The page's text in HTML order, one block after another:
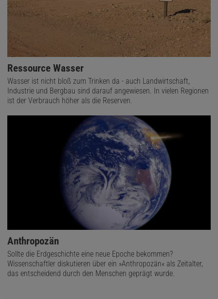
Ressource Wasser
Wasser ist nicht bloß zum Trinken da - auch Landwirtschaft,
Industrie und Bergbau sind darauf angewiesen. In vielen Regionen
ist der Verbrauch höher als die Reserven.
Anthropozän
Sollte die Erdgeschichte eine neue Epoche bekommen?
Wissenschaftler diskutieren über ein »Anthropozän« als Zeitalter,
das entscheidend durch den Menschen geprägt wurde.